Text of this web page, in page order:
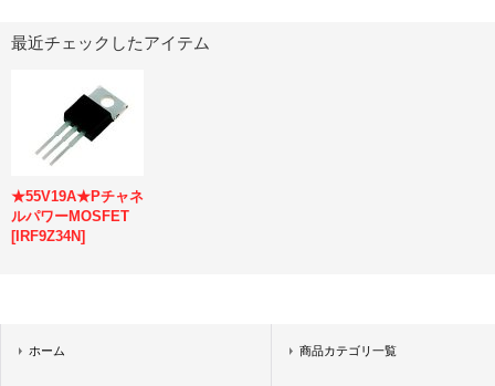
最近チェックしたアイテム
★55V19A★Pチャネ
ルパワーMOSFET
[IRF9Z34N]
ホーム 商品カテゴリ一覧